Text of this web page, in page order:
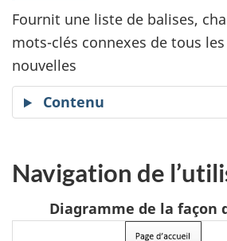
Fournit une liste de balises,
mots-clés connexes de tous
nouvelles
Contenu
Navigation de
Diagramme de la façon